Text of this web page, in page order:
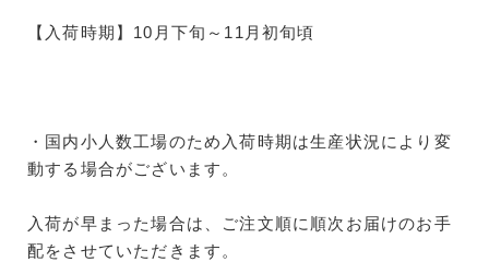
【入荷時期】10月下旬～11月初旬頃
・国内小人数工場のため入荷時期は生産状況により変
動する場合がございます。
入荷が早まった場合は、ご注文順に順次お届けのお手
配をさせていただきます。